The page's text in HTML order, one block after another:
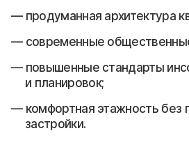
продуманная архитектура
современные
повышенные стандарты
и планировок;
комфортная этажность без
застройки.